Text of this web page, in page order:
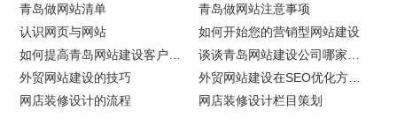
青岛做网站清单
青岛做网站注意事项
认识网页与网站
如何开始您的营销型网站建设
外贸网站建设的技巧
网店装修设计的流程
网店装修设计栏目策划